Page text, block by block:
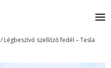
/ Légbeszívó szellőző fedél – Tesla